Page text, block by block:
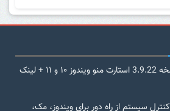
دانلود StartAllBack نسخه 3.9.22 استارت منو ویندوز ۱۰ و ۱۱ + لینک
دانلود AnyDesk 9.6.1 کنترل سیستم از راه دور برای ویندوز، مک،